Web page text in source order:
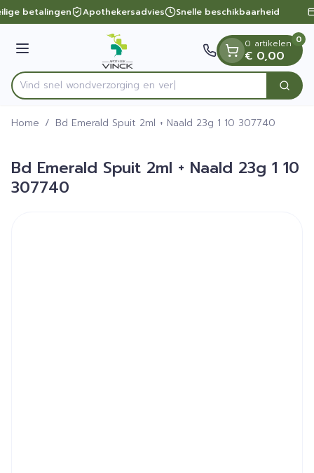
Ga naar de inhoud
1 van 1
betalingen Apothekersadvies Snelle beschikbaarheid
Menu
Product, merk, categorie...
Vind snel wondverzorgin Zoek
0 artikelen
€ 0,00
0
Home / Bd Emerald Spuit 2ml + Naald 23g 1 10 307740
Bd Emerald Spuit 2ml + Naald 23g 1 10
307740